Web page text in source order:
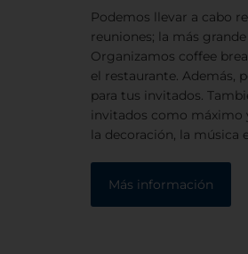
Podemos llevar a cabo
reuniones; la más
Organizamos coffee
el restaurante. Además,
para tus invitados.
invitados como máximo
la decoración, la música
Más información